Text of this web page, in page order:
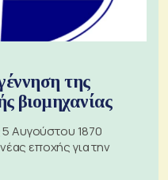
της
βιομηχανίας
Αυγούστου 1870
εποχής για την